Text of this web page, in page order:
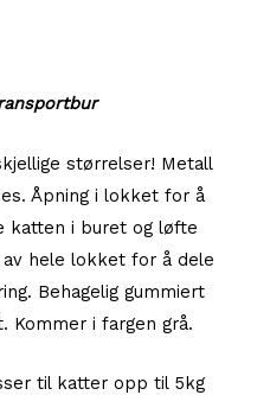
størrelser! Metall
Åpning i lokket for å
katten i buret og løfte
hele lokket for å dele
Behagelig gummiert
Kommer i fargen grå.
til katter opp til 5kg